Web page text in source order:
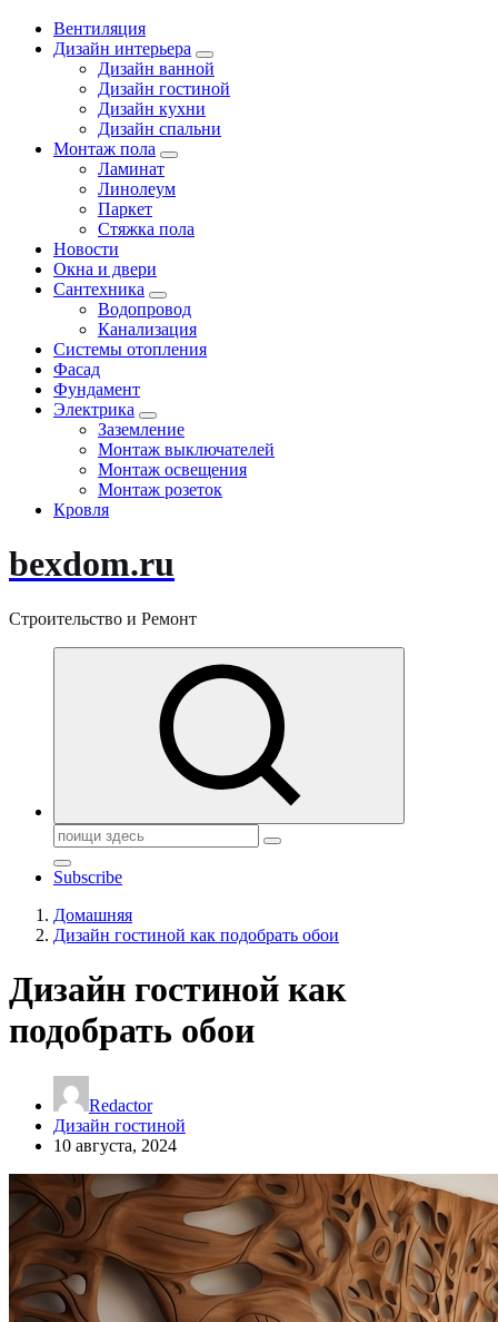
Вентиляция
Дизайн интерьера
Дизайн ванной
Дизайн гостиной
Дизайн кухни
Дизайн спальни
Монтаж пола
Ламинат
Линолеум
Паркет
Стяжка пола
Новости
Окна и двери
Сантехника
Водопровод
Канализация
Системы отопления
Фасад
Фундамент
Электрика
Заземление
Монтаж выключателей
Монтаж освещения
Монтаж розеток
Кровля
bexdom.ru
Строительство и Ремонт
Поиск:
Subscribe
Домашняя
Дизайн гостиной как подобрать обои
Дизайн гостиной как
подобрать обои
Redactor
Дизайн гостиной
10 августа, 2024